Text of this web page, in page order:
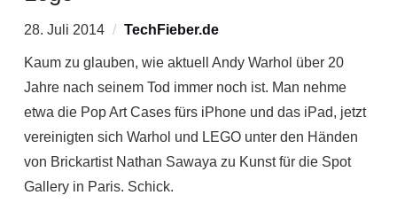
28. Juli 2014 TechFieber.de
Kaum zu glauben, wie aktuell Andy Warhol über 20
Jahre nach seinem Tod immer noch ist. Man nehme
etwa die Pop Art Cases fürs iPhone und das iPad, jetzt
vereinigten sich Warhol und LEGO unter den Händen
von Brickartist Nathan Sawaya zu Kunst für die Spot
Gallery in Paris. Schick.